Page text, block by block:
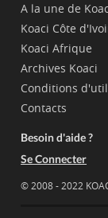
A la une de
Koaci Côte
Koaci Afrique
Archives Koaci
Conditions
Contacts
Besoin d'aide ?
Se Connecter
© 2008 - 2022